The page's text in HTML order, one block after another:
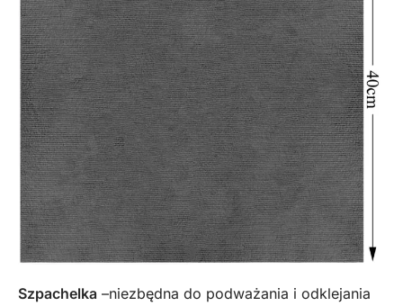
Szpachelka –niezbędna do podważania i odklejania